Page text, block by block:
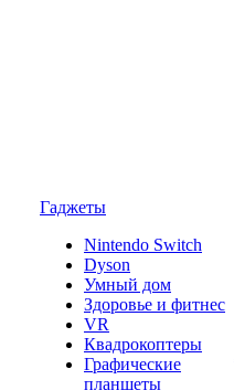
Гаджеты
Nintendo Switch
Dyson
Умный дом
Здоровье и фитнес
VR
Квадрокоптеры
Графические
планшеты